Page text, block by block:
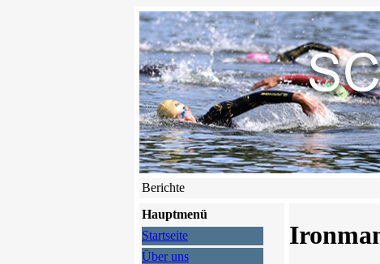
Berichte
Hauptmenü
Startseite
Über uns